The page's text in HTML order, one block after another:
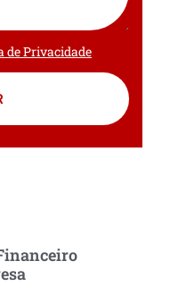
de Privacidade